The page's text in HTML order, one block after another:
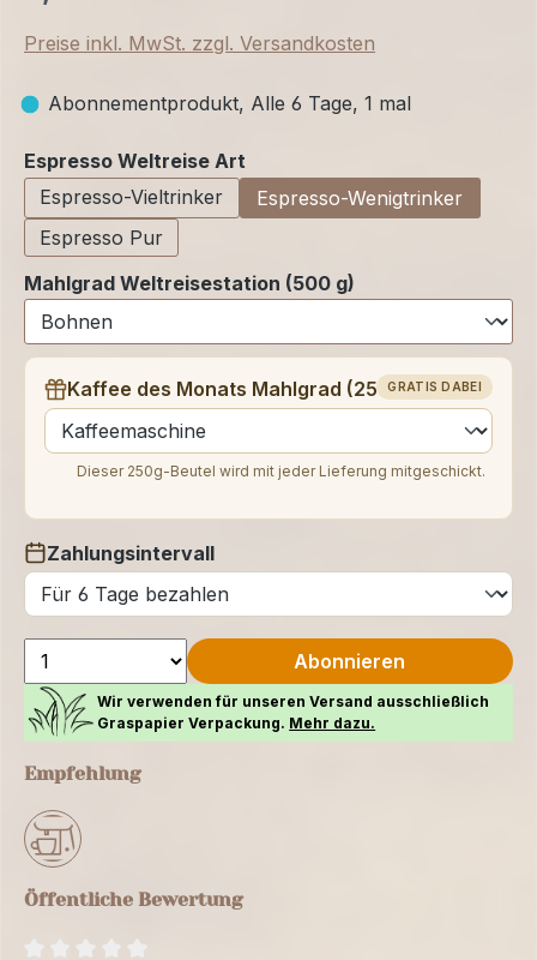
Preise inkl. MwSt. zzgl. Versandkosten
Abonnementprodukt, Alle 6 Tage, 1 mal
Espresso Weltreise Art
Espresso-Vieltrinker
Espresso-Wenigtrinker
Espresso Pur
Mahlgrad Weltreisestation (500 g)
GRATIS DABEI
Kaffee des Monats Mahlgrad (250 g)
auswählen
Dieser 250g-Beutel wird mit jeder Lieferung mitgeschickt.
Zahlungsintervall
auswählen
Abonnieren
Wir verwenden für unseren Versand ausschließlich
Graspapier Verpackung. Mehr dazu.
Empfehlung
Öffentliche Bewertung